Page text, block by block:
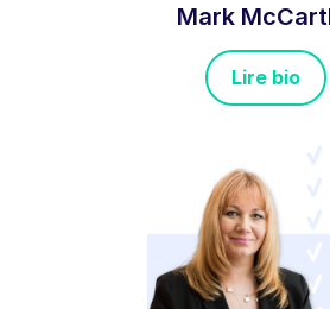
Mark
Lire bio